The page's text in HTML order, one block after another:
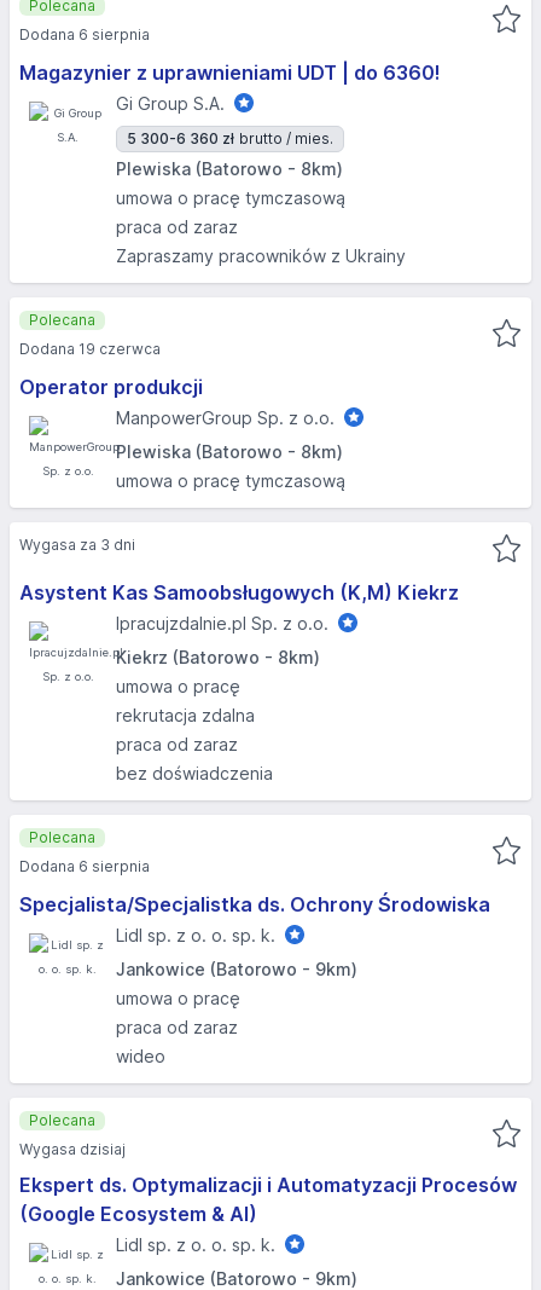
Magazynier z uprawnieniami UDT | do 6360!
Gi Group S.A.
5 300-6 360 zł brutto / mies.
Plewiska (Batorowo - 8km)
umowa o pracę tymczasową
praca od zaraz
Zapraszamy pracowników z Ukrainy
Polecana
Dodana 6 sierpnia
Operator produkcji
ManpowerGroup Sp. z o.o.
Plewiska (Batorowo - 8km)
umowa o pracę tymczasową
Polecana
Dodana 19 czerwca
Asystent Kas Samoobsługowych (K,M) Kiekrz
Ipracujzdalnie.pl Sp. z o.o.
Kiekrz (Batorowo - 8km)
umowa o pracę
rekrutacja zdalna
praca od zaraz
bez doświadczenia
Wygasa za 3 dni
Specjalista/Specjalistka ds. Ochrony Środowiska
Lidl sp. z o. o. sp. k.
Jankowice (Batorowo - 9km)
umowa o pracę
praca od zaraz
wideo
Polecana
Dodana 6 sierpnia
Ekspert ds. Optymalizacji i Automatyzacji Procesów
(Google Ecosystem & AI)
Lidl sp. z o. o. sp. k.
Jankowice (Batorowo - 9km)
Polecana
Wygasa dzisiaj